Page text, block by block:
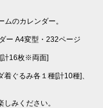
のカレンダー。
ー A4変型・232ページ
[計16枚※両面]
ぐるみ各１種[計10種]、
みください。